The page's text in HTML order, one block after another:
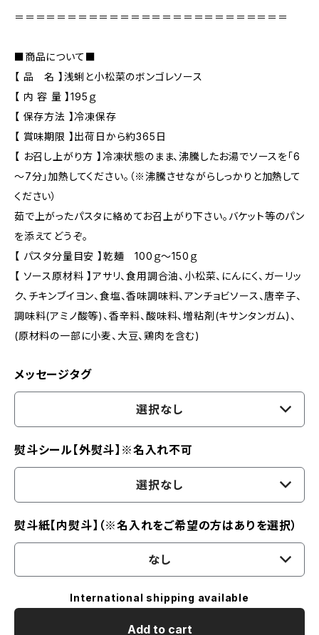
＝＝＝＝＝＝＝＝＝＝＝＝＝＝＝＝＝＝＝＝＝＝＝＝＝＝
■商品について■
【 品 名 】浅蜊と小松菜のボンゴレソース
【 内 容 量 】195ｇ
【 保存方法 】冷凍保存
【 賞味期限 】出荷日から約365日
【 お召し上がり方 】冷凍状態のまま、沸騰したお湯でソースを「6
～7分」加熱してください。（※沸騰させながらしっかりと加熱して
ください）
茹で上がったパスタに絡めてお召上がり下さい。バケット等のパン
を添えてどうぞ。
【 パスタ分量目安 】乾麺 100ｇ～150ｇ
【 ソース原材料 】アサリ、食用調合油、小松菜、にんにく、ガーリッ
ク、チキンブイヨン、食塩、香味調味料、アンチョビソース、唐辛子、
調味料(アミノ酸等)、香辛料、酸味料、増粘剤(キサンタンガム)、
(原材料の一部に小麦、大豆、鶏肉を含む)
メッセージタグ
選択なし
熨斗シール【外熨斗】※名入れ不可
選択なし
熨斗紙【内熨斗】（※名入れをご希望の方はありを選択）
なし
International shipping available
Add to cart